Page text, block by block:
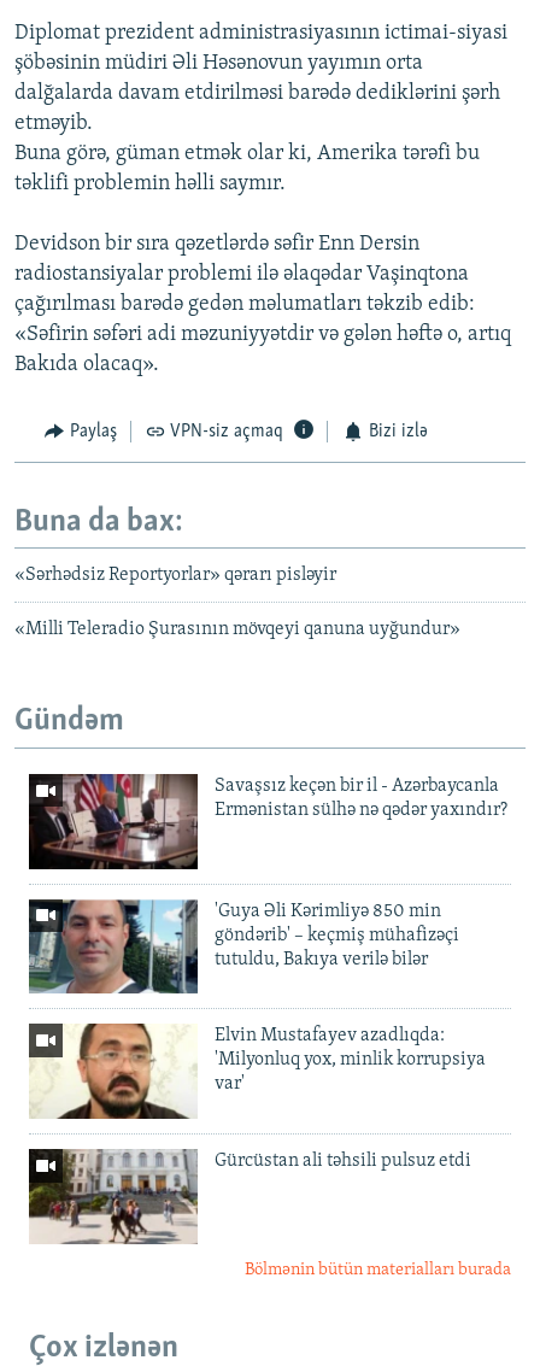
Diplomat prezident administrasiyasının ictimai-siyasi
şöbəsinin müdiri Əli Həsənovun yayımın orta
dalğalarda davam etdirilməsi barədə dediklərini şərh
etməyib.
Buna görə, güman etmək olar ki, Amerika tərəfi bu
təklifi problemin həlli saymır.
Devidson bir sıra qəzetlərdə səfir Enn Dersin
radiostansiyalar problemi ilə əlaqədar Vaşinqtona
çağırılması barədə gedən məlumatları təkzib edib:
«Səfirin səfəri adi məzuniyyətdir və gələn həftə o, artıq
Bakıda olacaq».
Paylaş VPN-siz açmaq Bizi izlə
Buna da bax:
«Sərhədsiz Reportyorlar» qərarı pisləyir
«Milli Teleradio Şurasının mövqeyi qanuna uyğundur»
Gündəm
Savaşsız keçən bir il - Azərbaycanla
Ermənistan sülhə nə qədər yaxındır?
'Guya Əli Kərimliyə 850 min
göndərib' – keçmiş mühafizəçi
tutuldu, Bakıya verilə bilər
Elvin Mustafayev azadlıqda:
'Milyonluq yox, minlik korrupsiya
var'
Gürcüstan ali təhsili pulsuz etdi
Bölmənin bütün materialları burada
Çox izlənən